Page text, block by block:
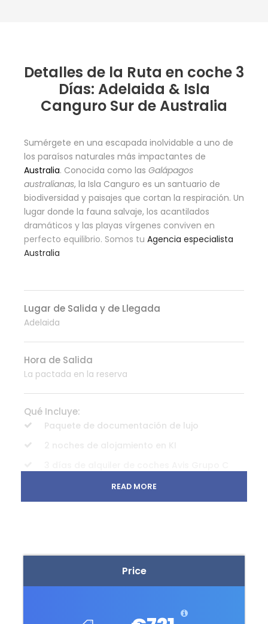
Price
Detalles de la Ruta en coche 3
Días: Adelaida & Isla
Canguro Sur de Australia
Sumérgete en una escapada inolvidable a uno de
los paraísos naturales más impactantes de
Australia. Conocida como las Galápagos
australianas, la Isla Canguro es un santuario de
biodiversidad y paisajes que cortan la respiración. Un
lugar donde la fauna salvaje, los acantilados
dramáticos y las playas vírgenes conviven en
perfecto equilibrio. Somos tu Agencia especialista
Australia
Lugar de Salida y de Llegada
Adelaida
Hora de Salida
La pactada en la reserva
Qué Incluye:
Paquete de documentación de lujo
excl Northern Territory C1 - Intermediate -
Penneshaw/Cape Jervis
READ MORE